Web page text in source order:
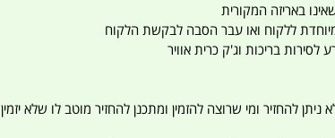
באריזה המקורית
מיוחדת ללקוח ואו עבר הסבה לבקשת הלקוח
לסירות בריכות וג'ק כרית אוויר
להחזיר ומי שרוצה להזמין ומתכנן להחזיר מוטב לו שלא יזמין